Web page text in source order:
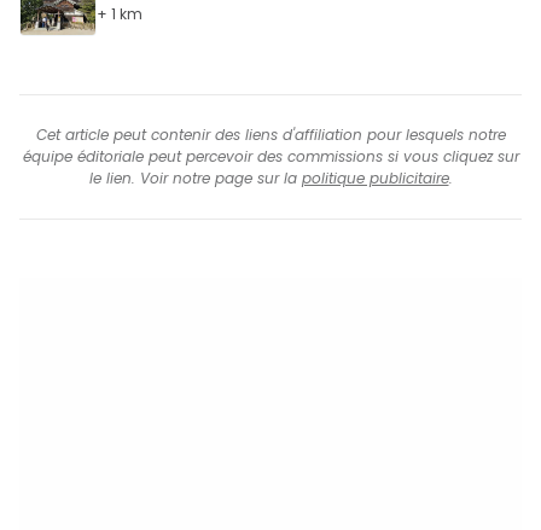
+ 1 km
Cet article peut contenir des liens d'affiliation pour lesquels notre
équipe éditoriale peut percevoir des commissions si vous cliquez sur
le lien. Voir notre page sur la politique publicitaire.